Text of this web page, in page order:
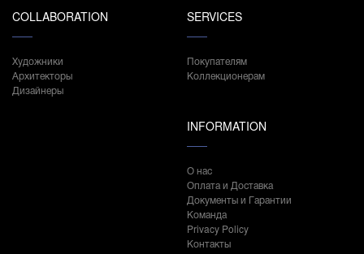
COLLABORATION
Художники
Архитекторы
Дизайнеры
SERVICES
Покупателям
Коллекционерам
INFORMATION
О нас
Оплата и Доставка
Документы и Гарантии
Команда
Privacy Policy
Контакты